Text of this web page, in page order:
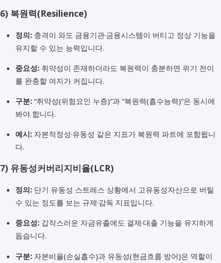
6) 복원력(Resilience)
정의:충격이 와도 금융기관·금융시스템이 버티고 정상 기능을
유지할 수 있는 능력입니다.
중요성:취약성이 존재하더라도 복원력이 충분하면 위기 전이
를 완충할 여지가 커집니다.
구분:“취약성(위험요인 누증)”과 “복원력(흡수능력)”은 동시에
봐야 합니다.
예시:자본적정성·유동성 같은 지표가 복원력 파트에 포함됩니
다.
7) 유동성커버리지비율(LCR)
정의:단기 유동성 스트레스 상황에서 고유동성자산으로 버틸
수 있는 정도를 보는 규제·감독 지표입니다.
중요성:갑작스러운 자금유출에도 결제·대출 기능을 유지하게
돕습니다.
구분:자본비율(손실흡수)과 유동성(현금흐름 방어)은 역할이